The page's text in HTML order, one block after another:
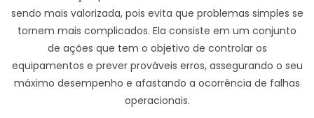
sendo mais valorizada, pois evita que problemas simples se
tornem mais complicados. Ela consiste em um conjunto
de ações que tem o objetivo de controlar os
equipamentos e prever prováveis erros, assegurando o seu
máximo desempenho e afastando a ocorrência de falhas
operacionais.